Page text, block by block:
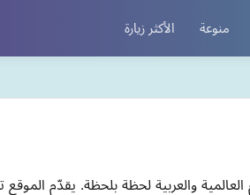
منوعة الأكثر زيارة